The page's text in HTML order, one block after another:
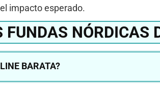
impacto esperado.
FUNDAS NÓRDICAS
BARATA?